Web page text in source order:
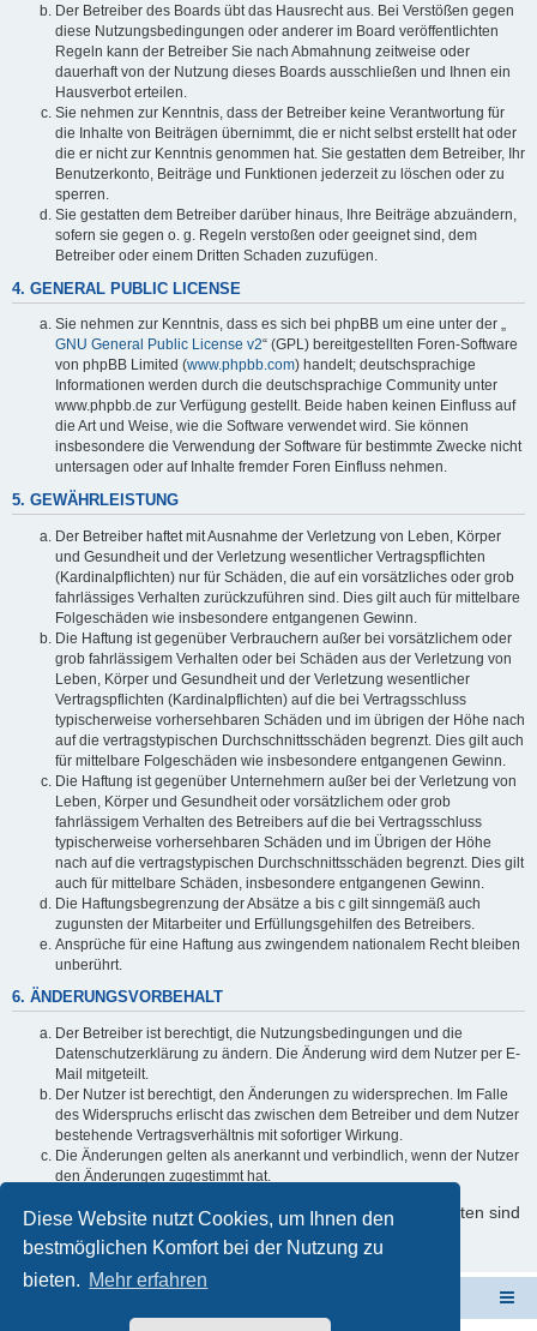
Diese Website nutzt Cookies, um Ihnen den
bestmöglichen Komfort bei der Nutzung zu
bieten. Mehr erfahren
Der Betreiber des Boards übt das Hausrecht aus. Bei Verstößen gegen
diese Nutzungsbedingungen oder anderer im Board veröffentlichten
Regeln kann der Betreiber Sie nach Abmahnung zeitweise oder
dauerhaft von der Nutzung dieses Boards ausschließen und Ihnen ein
Hausverbot erteilen.
Sie nehmen zur Kenntnis, dass der Betreiber keine Verantwortung für
die Inhalte von Beiträgen übernimmt, die er nicht selbst erstellt hat oder
die er nicht zur Kenntnis genommen hat. Sie gestatten dem Betreiber, Ihr
Benutzerkonto, Beiträge und Funktionen jederzeit zu löschen oder zu
sperren.
Sie gestatten dem Betreiber darüber hinaus, Ihre Beiträge abzuändern,
sofern sie gegen o. g. Regeln verstoßen oder geeignet sind, dem
Betreiber oder einem Dritten Schaden zuzufügen.
4. GENERAL PUBLIC LICENSE
Sie nehmen zur Kenntnis, dass es sich bei phpBB um eine unter der „
GNU General Public License v2“ (GPL) bereitgestellten Foren-Software
von phpBB Limited (www.phpbb.com) handelt; deutschsprachige
Informationen werden durch die deutschsprachige Community unter
www.phpbb.de zur Verfügung gestellt. Beide haben keinen Einfluss auf
die Art und Weise, wie die Software verwendet wird. Sie können
insbesondere die Verwendung der Software für bestimmte Zwecke nicht
untersagen oder auf Inhalte fremder Foren Einfluss nehmen.
5. GEWÄHRLEISTUNG
Der Betreiber haftet mit Ausnahme der Verletzung von Leben, Körper
und Gesundheit und der Verletzung wesentlicher Vertragspflichten
(Kardinalpflichten) nur für Schäden, die auf ein vorsätzliches oder grob
fahrlässiges Verhalten zurückzuführen sind. Dies gilt auch für mittelbare
Folgeschäden wie insbesondere entgangenen Gewinn.
Die Haftung ist gegenüber Verbrauchern außer bei vorsätzlichem oder
grob fahrlässigem Verhalten oder bei Schäden aus der Verletzung von
Leben, Körper und Gesundheit und der Verletzung wesentlicher
Vertragspflichten (Kardinalpflichten) auf die bei Vertragsschluss
typischerweise vorhersehbaren Schäden und im übrigen der Höhe nach
auf die vertragstypischen Durchschnittsschäden begrenzt. Dies gilt auch
für mittelbare Folgeschäden wie insbesondere entgangenen Gewinn.
Die Haftung ist gegenüber Unternehmern außer bei der Verletzung von
Leben, Körper und Gesundheit oder vorsätzlichem oder grob
fahrlässigem Verhalten des Betreibers auf die bei Vertragsschluss
typischerweise vorhersehbaren Schäden und im Übrigen der Höhe
nach auf die vertragstypischen Durchschnittsschäden begrenzt. Dies gilt
auch für mittelbare Schäden, insbesondere entgangenen Gewinn.
Die Haftungsbegrenzung der Absätze a bis c gilt sinngemäß auch
zugunsten der Mitarbeiter und Erfüllungsgehilfen des Betreibers.
Ansprüche für eine Haftung aus zwingendem nationalem Recht bleiben
unberührt.
6. ÄNDERUNGSVORBEHALT
Der Betreiber ist berechtigt, die Nutzungsbedingungen und die
Datenschutzerklärung zu ändern. Die Änderung wird dem Nutzer per E-
Mail mitgeteilt.
Der Nutzer ist berechtigt, den Änderungen zu widersprechen. Im Falle
des Widerspruchs erlischt das zwischen dem Betreiber und dem Nutzer
bestehende Vertragsverhältnis mit sofortiger Wirkung.
Die Änderungen gelten als anerkannt und verbindlich, wenn der Nutzer
den Änderungen zugestimmt hat.
Informationen über den Umgang mit Ihren persönlichen Daten sind
in der Datenschutzerklärung enthalten.